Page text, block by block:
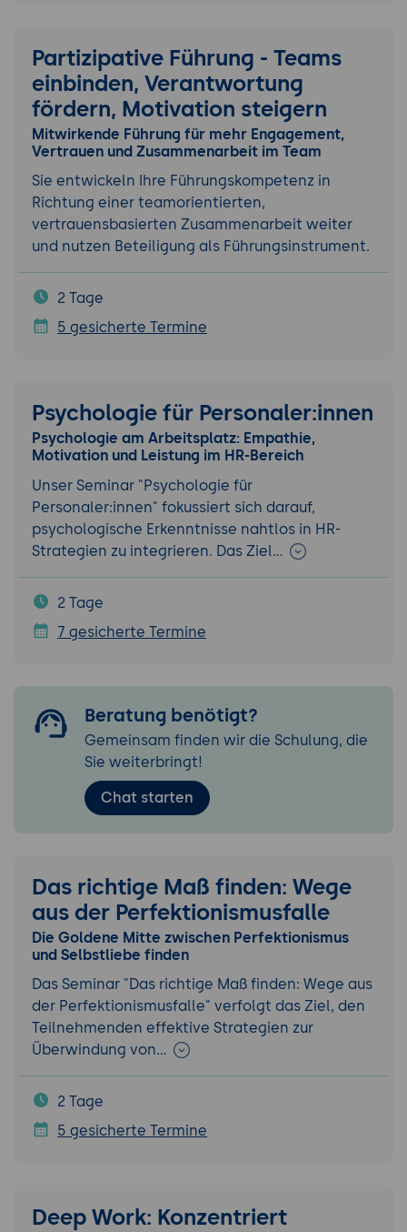
Partizipative Führung - Teams
einbinden, Verantwortung
fördern, Motivation steigern
Mitwirkende Führung für mehr Engagement,
Vertrauen und Zusammenarbeit im Team
Sie entwickeln Ihre Führungskompetenz in
Richtung einer teamorientierten,
vertrauensbasierten Zusammenarbeit weiter
und nutzen Beteiligung als Führungsinstrument.
2 Tage
5 gesicherte Termine
Psychologie für Personaler:innen
Psychologie am Arbeitsplatz: Empathie,
Motivation und Leistung im HR-Bereich
Unser Seminar "Psychologie für
Personaler:innen" fokussiert sich darauf,
psychologische Erkenntnisse nahtlos in HR-
Strategien zu integrieren. Das Ziel…
2 Tage
7 gesicherte Termine
Beratung benötigt?
Gemeinsam finden wir die Schulung, die
Sie weiterbringt!
Chat starten
Das richtige Maß finden: Wege
aus der Perfektionismusfalle
Die Goldene Mitte zwischen Perfektionismus
und Selbstliebe finden
Das Seminar "Das richtige Maß finden: Wege aus
der Perfektionismusfalle" verfolgt das Ziel, den
Teilnehmenden effektive Strategien zur
Überwindung von…
2 Tage
5 gesicherte Termine
Deep Work: Konzentriert